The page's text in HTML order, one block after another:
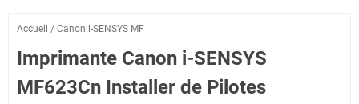
Accueil / Canon i-SENSYS MF
Imprimante Canon i-SENSYS
MF623Cn Installer de Pilotes